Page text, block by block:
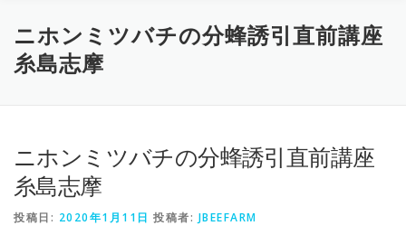
ホーム JBEEFARMについて 養蜂のススメ
ニホンミツバチのミツロウで作れる紫雲膏
ニホンミツバチの分蜂誘引直前講座
糸島志摩
ニホンミツバチの分蜂誘引直前講座
糸島志摩
投稿日: 2020年1月11日 投稿者: JBEEFARM